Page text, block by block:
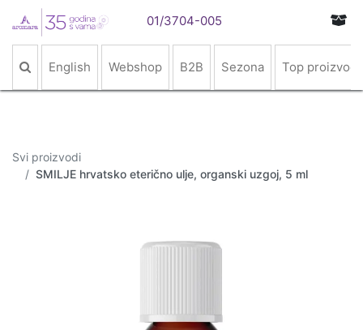
01/3704-005
English Webshop B2B Sezona Top proizvodi
Svi proizvodi
SMILJE hrvatsko eterično ulje, organski uzgoj, 5 ml